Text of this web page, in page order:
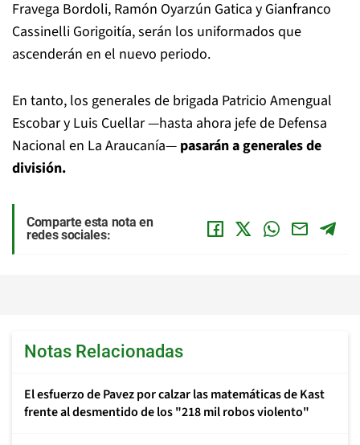
Fravega Bordoli, Ramón Oyarzún Gatica y Gianfranco
Cassinelli Gorigoitía, serán los uniformados que
ascenderán en el nuevo periodo.
En tanto, los generales de brigada Patricio Amengual
Escobar y Luis Cuellar —hasta ahora jefe de Defensa
Nacional en La Araucanía— pasarán a generales de
división.
Comparte esta nota en
redes sociales:
Notas Relacionadas
El esfuerzo de Pavez por calzar las matemáticas de Kast
frente al desmentido de los "218 mil robos violento"